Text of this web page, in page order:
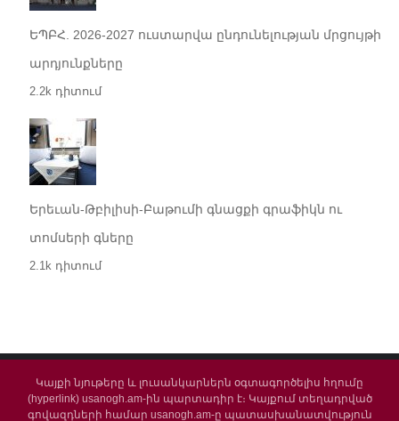
ԵՊԲՀ. 2026-2027 ուստարվա ընդունելության մրցույթի
արդյունքները
2.2k դիտում
Երեւան-Թբիլիսի-Բաթումի գնացքի գրաֆիկն ու
տոմսերի գները
2.1k դիտում
Կայքի նյութերը և լուսանկարներն օգտագործելիս հղումը
(hyperlink) usanogh.am-ին պարտադիր է։ Կայքում տեղադրված
գովազդների համար usanogh.am-ը պատասխանատվություն